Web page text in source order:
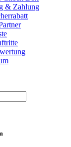
& Zahlung